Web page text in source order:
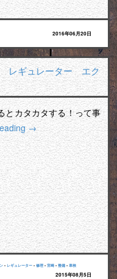
2016年06月20日
レギュレーター エク
とカタカタする！って事
→
• レギュレーター • 修理 • 宮崎 • 整備 • 車検
2015年08月5日